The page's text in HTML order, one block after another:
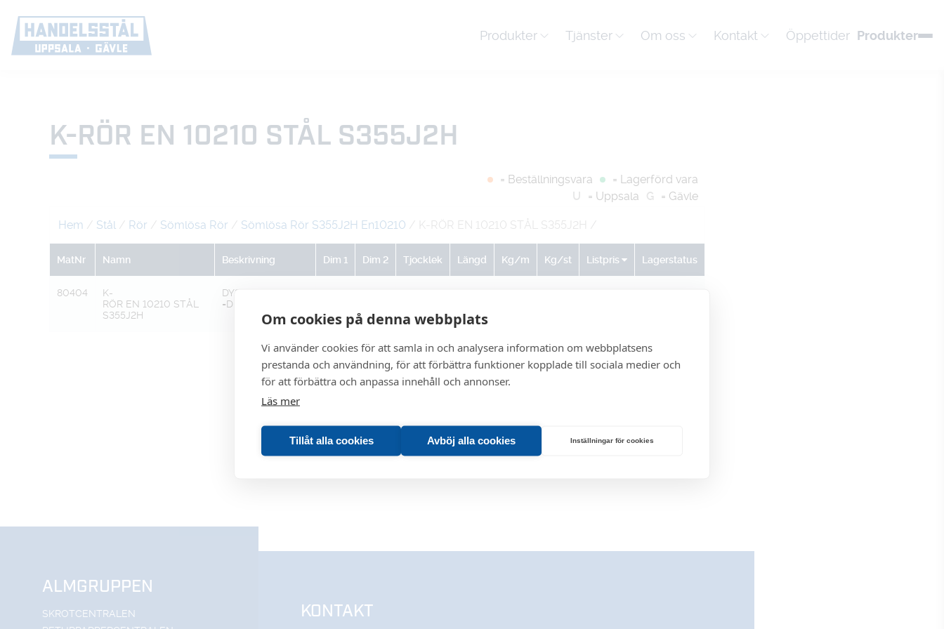
Om cookies på denna webbplats
Vi använder cookies för att samla in och analysera information om webbplatsens
prestanda och användning, för att förbättra funktioner kopplade till sociala medier och
för att förbättra och anpassa innehåll och annonser.
Läs mer
Tillåt alla cookies Avböj alla cookies Inställningar för cookies
Produkter Tjänster Om oss Kontakt Öppettider Produkter
K-RÖR EN 10210 STÅL S355J2H
= Beställningsvara
= Lagerförd vara
U
= Uppsala G = Gävle
Hem / Stål / Rör / Sömlösa Rör / Sömlösa Rör S355J2H En10210 / K-RÖR EN 10210 STÅL S355J2H /
MatNr Namn Beskrivning Dim 1 Dim 2 Tjocklek Längd Kg/m Kg/st Listpris Lagerstatus
80404
K-
RÖR EN 10210 STÅL
S355J2H
DY298,5 XT16,0
=DI266,5
ALMGRUPPEN
SKROTCENTRALEN
KONTAKT